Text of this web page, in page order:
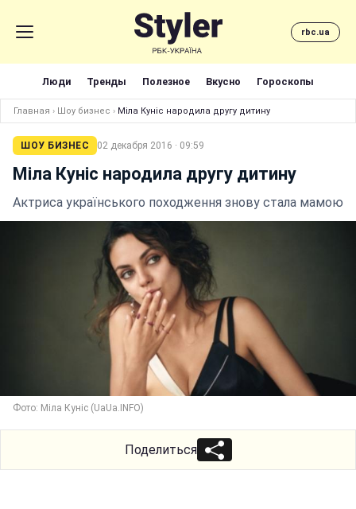
rbc.ua
Люди Тренды Полезное Вкусно Гороскопы
Главная › Шоу бизнес › Міла Куніс народила другу дитину
ШОУ БИЗНЕС 02 декабря 2016 · 09:59
Міла Куніс народила другу дитину
Актриса українського походження знову стала мамою
Фото: Міла Куніс (UaUa.INFO)
Поделиться